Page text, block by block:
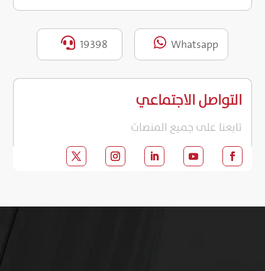
Whatsapp

19398

التواصل الاجتماعي
تابعنا على جميع المنصات